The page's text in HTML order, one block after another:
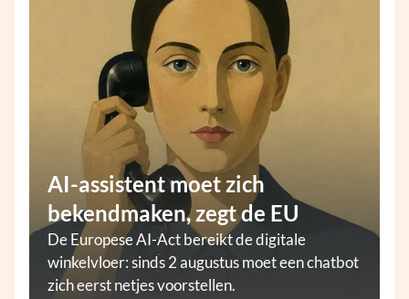
AI-assistent moet zich
bekendmaken, zegt de EU
De Europese AI-Act bereikt de digitale
winkelvloer: sinds 2 augustus moet een chatbot
zich eerst netjes voorstellen.